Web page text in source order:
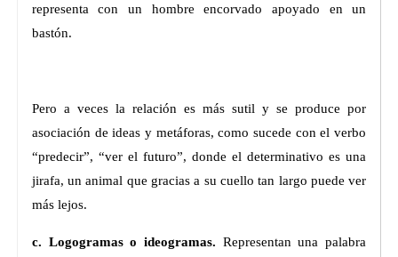
representa con un hombre encorvado apoyado en un
bastón.
Pero a veces la relación es más sutil y se produce por
asociación de ideas y metáforas, como sucede con el verbo
“predecir”, “ver el futuro”, donde el determinativo es una
jirafa, un animal que gracias a su cuello tan largo puede ver
más lejos.
c. Logogramas o ideogramas. Representan una palabra